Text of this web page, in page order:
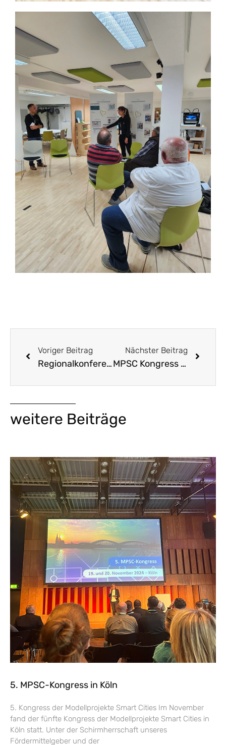
Voriger Beitrag
Regionalkonferenz Smart City in Jena
Nächster Beitrag
MPSC Kongress in Mannheim
weitere Beiträge
5. MPSC-Kongress in Köln
5. Kongress der Modellprojekte Smart Cities Im November
fand der fünfte Kongress der Modellprojekte Smart Cities in
Köln statt. Unter der Schirmherrschaft unseres
Fördermittelgeber und der